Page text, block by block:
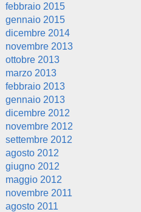
febbraio 2015
gennaio 2015
dicembre 2014
novembre 2013
ottobre 2013
marzo 2013
febbraio 2013
gennaio 2013
dicembre 2012
novembre 2012
settembre 2012
agosto 2012
giugno 2012
maggio 2012
novembre 2011
agosto 2011